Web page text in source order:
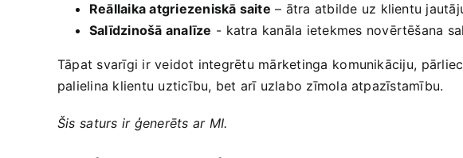
Reāllaika atgriezeniskā saite – ātra atbilde uz klientu
Salīdzinošā analīze ⁢-‌ katra kanāla ietekmes novērtēšana⁤
Tāpat svarīgi ir veidot ‍integrētu mārketinga ⁣komunikāciju,
palielina klientu uzticību, bet arī uzlabo zīmola atpazīstamību.
Šis ⁤saturs ​ir ģenerēts ⁣ar MI.